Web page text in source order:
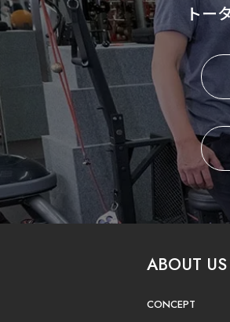
トー
ABOUT US
CONCEPT